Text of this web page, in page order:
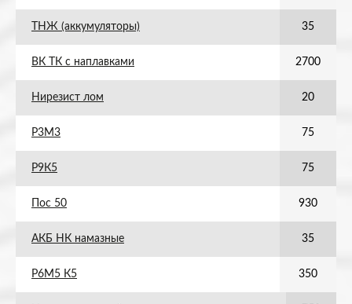
ТНЖ (аккумуляторы) 35
ВК ТК с наплавками 2700
Нирезист лом 20
Р3М3 75
Р9К5 75
Пос 50 930
АКБ НК намазные 35
Р6М5 К5 350